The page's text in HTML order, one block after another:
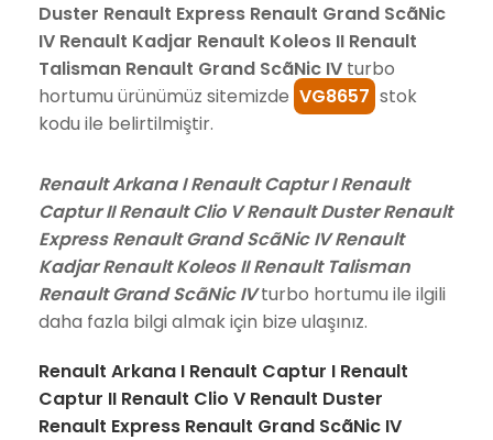
Duster Renault Express Renault Grand ScãNic
IV Renault Kadjar Renault Koleos II Renault
Talisman Renault Grand ScãNic IV turbo
hortumu ürünümüz sitemizde VG8657 stok
kodu ile belirtilmiştir.
Renault Arkana I Renault Captur I Renault
Captur II Renault Clio V Renault Duster Renault
Express Renault Grand ScãNic IV Renault
Kadjar Renault Koleos II Renault Talisman
Renault Grand ScãNic IVturbo hortumu ile ilgili
daha fazla bilgi almak için bize ulaşınız.
Renault Arkana I Renault Captur I Renault
Captur II Renault Clio V Renault Duster
Renault Express Renault Grand ScãNic IV